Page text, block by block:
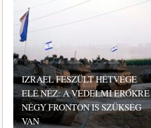
IZRAEL FESZÜLT HÉTVÉGE
ELÉ NÉZ: A VÉDELMI ERŐKRE
NÉGY FRONTON IS SZÜKSÉG
VAN